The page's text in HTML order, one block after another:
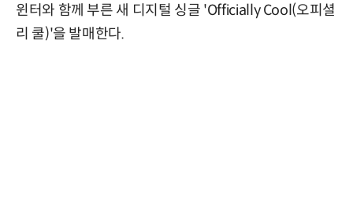
윈터와 함께 부른 새 디지털 싱글 'Officially Cool(오피셜
리 쿨)'을 발매한다.